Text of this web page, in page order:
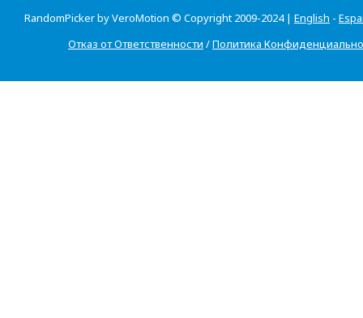
RandomPicker by VeroMotion © Copyright 2009-2024 | English -
Отказ от Ответственности /Политика